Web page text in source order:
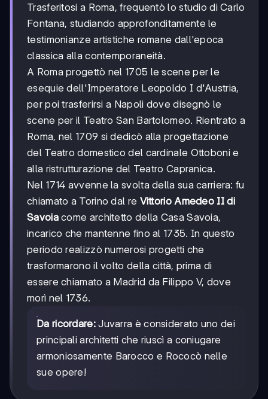
Trasferitosi a Roma, frequentò lo studio di Carlo
Fontana, studiando approfonditamente le
testimonianze artistiche romane dall'epoca
classica alla contemporaneità.
A Roma progettò nel 1705 le scene per le
esequie dell'Imperatore Leopoldo I d'Austria,
per poi trasferirsi a Napoli dove disegnò le
scene per il Teatro San Bartolomeo. Rientrato a
Roma, nel 1709 si dedicò alla progettazione
del Teatro domestico del cardinale Ottoboni e
alla ristrutturazione del Teatro Capranica.
Nel 1714 avvenne la svolta della sua carriera: fu
chiamato a Torino dal re Vittorio Amedeo II di
Savoiacome architetto della Casa Savoia,
incarico che mantenne fino al 1735. In questo
periodo realizzò numerosi progetti che
trasformarono il volto della città, prima di
essere chiamato a Madrid da Filippo V, dove
morì nel 1736.
Da ricordare:Juvarra è considerato uno dei
principali architetti che riuscì a coniugare
armoniosamente Barocco e Rococò nelle
sue opere!